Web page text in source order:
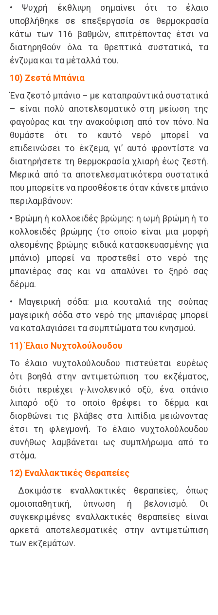
• Ψυχρή έκθλιψη σημαίνει ότι το έλαιο
υποβλήθηκε σε επεξεργασία σε θερμοκρασία
κάτω των 116 βαθμών, επιτρέποντας έτσι να
διατηρηθούν όλα τα θρεπτικά συστατικά, τα
ένζυμα και τα μέταλλά του.
10) Ζεστά Μπάνια
Ένα ζεστό μπάνιο – με καταπραϋντικά συστατικά
– είναι πολύ αποτελεσματικό στη μείωση της
φαγούρας και την ανακούφιση από τον πόνο. Να
θυμάστε ότι το καυτό νερό μπορεί να
επιδεινώσει το έκζεμα, γι’ αυτό φροντίστε να
διατηρήσετε τη θερμοκρασία χλιαρή έως ζεστή.
Μερικά από τα αποτελεσματικότερα συστατικά
που μπορείτε να προσθέσετε όταν κάνετε μπάνιο
περιλαμβάνουν:
• Βρώμη ή κολλοειδές βρώμης: η ωμή βρώμη ή το
κολλοειδές βρώμης (το οποίο είναι μια μορφή
αλεσμένης βρώμης ειδικά κατασκευασμένης για
μπάνιο) μπορεί να προστεθεί στο νερό της
μπανιέρας σας και να απαλύνει το ξηρό σας
δέρμα.
• Μαγειρική σόδα: μια κουταλιά της σούπας
μαγειρική σόδα στο νερό της μπανιέρας μπορεί
να καταλαγιάσει τα συμπτώματα του κνησμού.
11) Έλαιο Νυχτολούλουδου
Το έλαιο νυχτολούλουδου πιστεύεται ευρέως
ότι βοηθά στην αντιμετώπιση του εκζέματος,
διότι περιέχει γ-λινολενικό οξύ, ένα σπάνιο
λιπαρό οξύ το οποίο θρέφει το δέρμα και
διορθώνει τις βλάβες στα λιπίδια μειώνοντας
έτσι τη φλεγμονή. Το έλαιο νυχτολούλουδου
συνήθως λαμβάνεται ως συμπλήρωμα από το
στόμα.
12) Εναλλακτικές Θεραπείες
Δοκιμάστε εναλλακτικές θεραπείες, όπως
ομοιοπαθητική, ύπνωση ή βελονισμό. Οι
συγκεκριμένες εναλλακτικές θεραπείες είιναι
αρκετά αποτελεσματικές στην αντιμετώπιση
των εκζεμάτων.